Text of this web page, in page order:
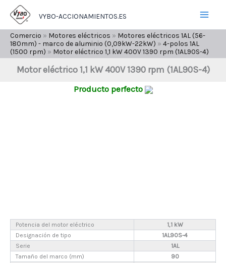
contenido
VYBO-ACCIONAMIENTOS.ES
Comercio » Motores eléctricos » Motores eléctricos 1AL (56-
180mm) - marco de aluminio (0,09kW-22kW) » 4-polos 1AL
(1500 rpm) » Motor eléctrico 1,1 kW 400V 1390 rpm (1AL90S-4)
Motor eléctrico 1,1 kW 400V 1390 rpm (1AL90S-4)
Producto perfecto
Potencia del motor eléctrico
1,1 kW
Designación de tipo
1AL90S-4
Serie
1AL
Tamaño del marco (mm)
90